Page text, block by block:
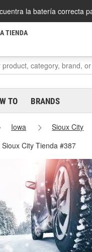
la batería correcta
TIENDA
TO BRANDS
Iowa Sioux City
City Tienda #387